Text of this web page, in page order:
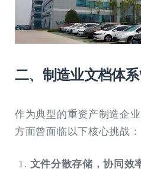
二、制造业文档体
作为典型的重资产制造企
方面曾面临以下核心挑战：
文件分散存储，协同效